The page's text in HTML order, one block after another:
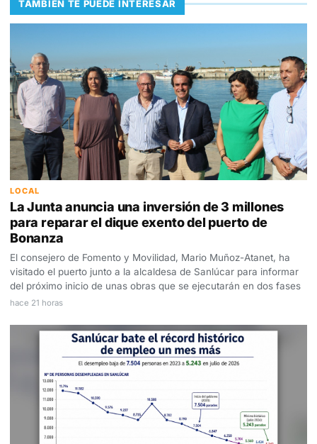
TAMBIÉN TE PUEDE INTERESAR
LOCAL
La Junta anuncia una inversión de 3 millones
para reparar el dique exento del puerto de
Bonanza
El consejero de Fomento y Movilidad, Mario Muñoz-Atanet, ha
visitado el puerto junto a la alcaldesa de Sanlúcar para informar
del próximo inicio de unas obras que se ejecutarán en dos fases
hace 21 horas